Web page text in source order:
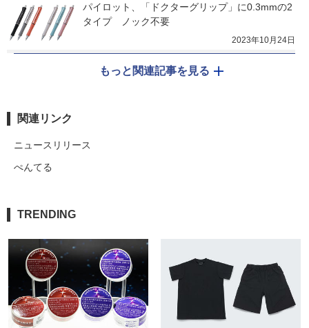
パイロット、「ドクターグリップ」に0.3mmの2
タイプ　ノック不要
2023年10月24日
もっと関連記事を見る
関連リンク
ニュースリリース
ぺんてる
TRENDING